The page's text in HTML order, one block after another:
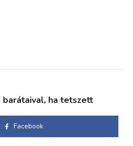
barátaival, ha tetszett
Facebook